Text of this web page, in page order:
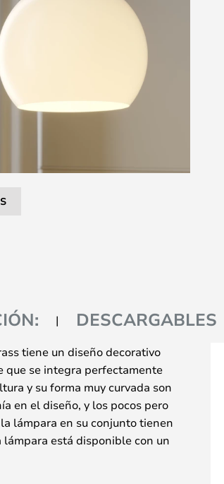
DESCARGABLES
tiene un diseño decorativo
que se integra perfectamente
y su forma muy curvada son
en el diseño, y los pocos pero
lámpara en su conjunto tienen
está disponible con un
y pulido, y con un